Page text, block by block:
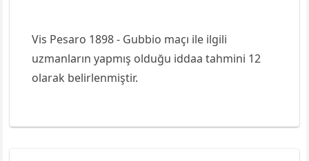
Vis Pesaro 1898 - Gubbio maçı ile ilgili
uzmanların yapmış olduğu iddaa tahmini 12
olarak belirlenmiştir.